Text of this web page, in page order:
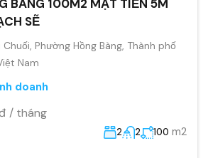
BÀNG 100M2 MẶT TIỀN 5M
SẼ
Phường Hồng Bàng, Thành phố
Nam
doanh
/ tháng
2 2 100 m2